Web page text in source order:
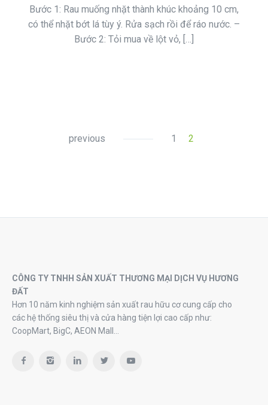
Bước 1: Rau muống nhặt thành khúc khoảng 10 cm,
có thể nhặt bớt lá tùy ý. Rửa sạch rồi để ráo nước. –
Bước 2: Tỏi mua về lột vỏ, […]
previous 1 2
CÔNG TY TNHH SẢN XUẤT THƯƠNG MẠI DỊCH VỤ HƯƠNG
ĐẤT
Hơn 10 năm kinh nghiệm sản xuất rau hữu cơ cung cấp cho
các hệ thống siêu thị và cửa hàng tiện lợi cao cấp như:
CoopMart, BigC, AEON Mall…